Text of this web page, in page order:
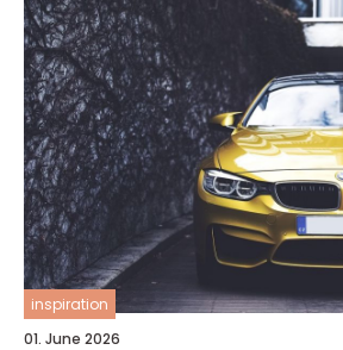
inspiration
01. June 2026